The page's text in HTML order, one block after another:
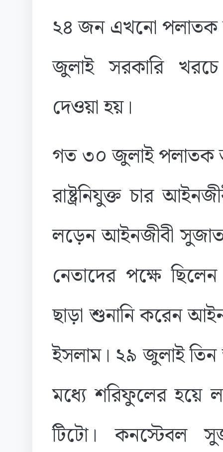
২৪ জন এখনো পলাতক
জুলাই সরকারি
দেওয়া হয়।
গত ৩০ জুলাই পলাতক
রাষ্ট্রনিযুক্ত চার
লড়েন আইনজীবী সুজাত
নেতাদের পক্ষে
ছাড়া শুনানি করেন
ইসলাম। ২৯ জুলাই
মধ্যে শরিফুলের হয়ে
টিটো। কনস্টেবল